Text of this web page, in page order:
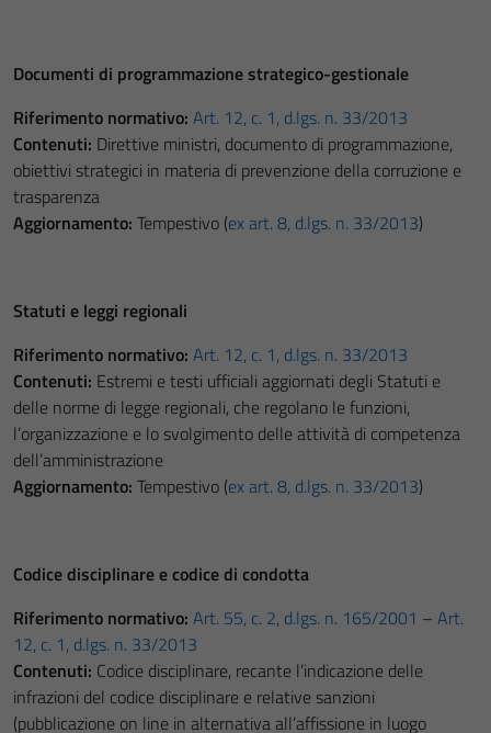
Documenti di programmazione strategico-gestionale
Riferimento normativo: Art. 12, c. 1, d.lgs. n. 33/2013
Contenuti: Direttive ministri, documento di programmazione,
obiettivi strategici in materia di prevenzione della corruzione e
trasparenza
Aggiornamento: Tempestivo (ex art. 8, d.lgs. n. 33/2013)
Statuti e leggi regionali
Riferimento normativo: Art. 12, c. 1, d.lgs. n. 33/2013
Contenuti: Estremi e testi ufficiali aggiornati degli Statuti e
delle norme di legge regionali, che regolano le funzioni,
l’organizzazione e lo svolgimento delle attività di competenza
dell’amministrazione
Aggiornamento: Tempestivo (ex art. 8, d.lgs. n. 33/2013)
Codice disciplinare e codice di condotta
Riferimento normativo: Art. 55, c. 2, d.lgs. n. 165/2001 – Art.
12, c. 1, d.lgs. n. 33/2013
Contenuti: Codice disciplinare, recante l’indicazione delle
infrazioni del codice disciplinare e relative sanzioni
(pubblicazione on line in alternativa all’affissione in luogo